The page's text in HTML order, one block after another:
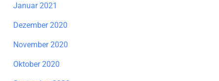
Januar 2021
Dezember 2020
November 2020
Oktober 2020